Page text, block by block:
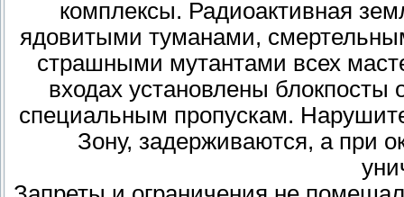
комплексы. Радиоактивная
ядовитыми туманами,
страшными мутантами всех
входах установлены
специальным пропускам.
Зону, задерживаются, а при